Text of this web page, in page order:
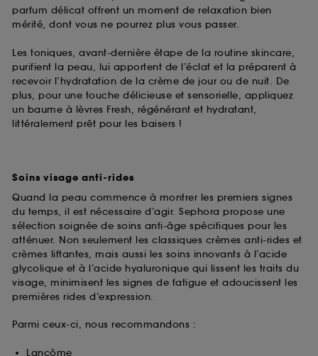
parfum délicat offrent un moment de relaxation bien
mérité, dont vous ne pourrez plus vous passer.
Les toniques, avant-dernière étape de la routine skincare,
purifient la peau, lui apportent de l’éclat et la préparent à
recevoir l’hydratation de la crème de jour ou de nuit. De
plus, pour une touche délicieuse et sensorielle, appliquez
un baume à lèvres Fresh, régénérant et hydratant,
littéralement prêt pour les baisers !
Soins visage anti-rides
Quand la peau commence à montrer les premiers signes
du temps, il est nécessaire d’agir. Sephora propose une
sélection soignée de soins anti-âge spécifiques pour les
atténuer. Non seulement les classiques crèmes anti-rides et
crèmes liftantes, mais aussi les soins innovants à l’acide
glycolique et à l’acide hyaluronique qui lissent les traits du
visage, minimisent les signes de fatigue et adoucissent les
premières rides d’expression.
Parmi ceux-ci, nous recommandons :
Lancôme